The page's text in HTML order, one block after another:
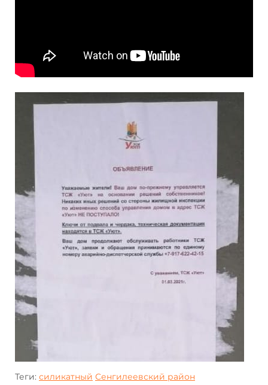
Теги: силикатный Сенгилеевский район